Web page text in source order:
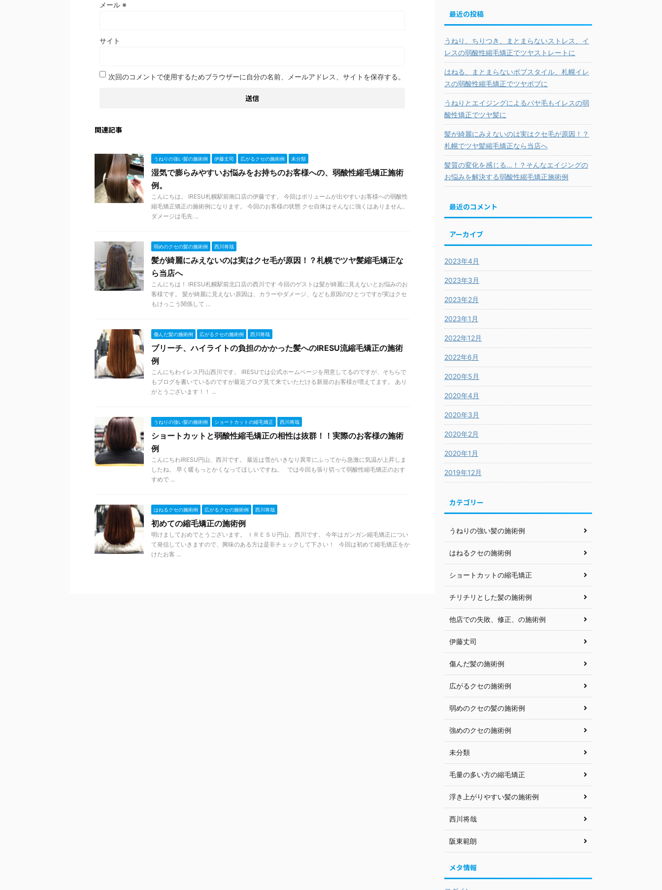
メール ※
サイト
次回のコメントで使用するためブラウザーに自分の名前、メールアドレス、サイトを保存する。
関連記事
うねりの強い髪の施術例 伊藤丈司 広がるクセの施術例 未分類
湿気で膨らみやすいお悩みをお持ちのお客様への、弱酸性縮毛矯正施術
例。
こんにちは。 IRESU札幌駅前南口店の伊藤です。 今回はボリュームが出やすいお客様への弱酸性
縮毛矯正矯正の施術例になります。 今回のお客様の状態 クセ自体はそんなに強くはありません。
ダメージは毛先 ...
弱めのクセの髪の施術例 西川将哉
髪が綺麗にみえないのは実はクセ毛が原因！？札幌でツヤ髪縮毛矯正な
ら当店へ
こんにちは！ IRESU札幌駅前北口店の西川です 今回のゲストは髪が綺麗に見えないとお悩みのお
客様です。 髪が綺麗に見えない原因は、カラーやダメージ、なども原因のひとつですが実はクセ
もけっこう関係して ...
傷んだ髪の施術例 広がるクセの施術例 西川将哉
ブリーチ、ハイライトの負担のかかった髪へのIRESU流縮毛矯正の施術
例
こんにちわイレス円山西川です。 IRESUでは公式ホームページを用意してるのですが、そちらで
もブログを書いているのですが最近ブログ見て来ていただける新規のお客様が増えてます。 あり
がとうございます！！ ...
うねりの強い髪の施術例 ショートカットの縮毛矯正 西川将哉
ショートカットと弱酸性縮毛矯正の相性は抜群！！実際のお客様の施術
例
こんにちわIRESU円山、西川です。 最近は雪がいきなり異常にふってから急激に気温が上昇しま
したね。 早く暖もっとかくなってほしいですね。 では今回も張り切って弱酸性縮毛矯正のおす
すめで ...
はねるクセの施術例 広がるクセの施術例 西川将哉
初めての縮毛矯正の施術例
明けましておめでとうございます。 ＩＲＥＳＵ円山、西川です。 今年はガンガン縮毛矯正につい
て発信していきますので、興味のある方は是非チェックして下さい！ 今回は初めて縮毛矯正をか
けたお客 ...
最近の投稿
うねり、ちりつき、まとまらないストレス、イ
レスの弱酸性縮毛矯正でツヤストレートに
はねる、まとまらないボブスタイル、札幌イレ
スの弱酸性縮毛矯正でツヤボブに
うねりとエイジングによるパヤ毛もイレスの弱
酸性矯正でツヤ髪に
髪が綺麗にみえないのは実はクセ毛が原因！？
札幌でツヤ髪縮毛矯正なら当店へ
髪質の変化を感じる…！？そんなエイジングの
お悩みを解決する弱酸性縮毛矯正施術例
最近のコメント
アーカイブ
2023年4月
2023年3月
2023年2月
2023年1月
2022年12月
2022年6月
2020年5月
2020年4月
2020年3月
2020年2月
2020年1月
2019年12月
カテゴリー
うねりの強い髪の施術例
はねるクセの施術例
ショートカットの縮毛矯正
チリチリとした髪の施術例
他店での失敗、修正、の施術例
伊藤丈司
傷んだ髪の施術例
広がるクセの施術例
弱めのクセの髪の施術例
強めのクセの施術例
未分類
毛量の多い方の縮毛矯正
浮き上がりやすい髪の施術例
西川将哉
阪東範朗
メタ情報